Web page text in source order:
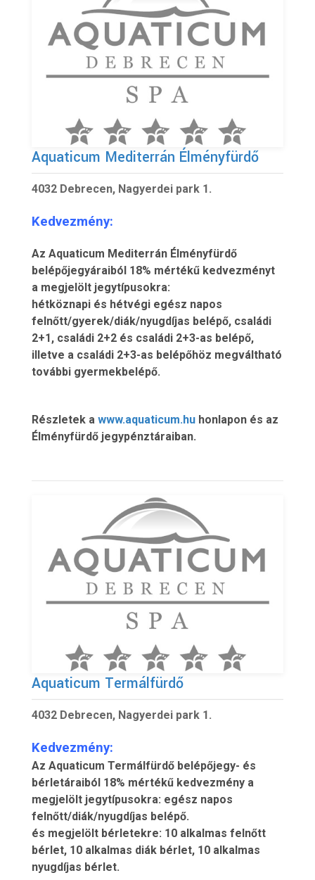
Aquaticum Mediterrán Élményfürdő
4032 Debrecen, Nagyerdei park 1.
Kedvezmény:
Az Aquaticum Mediterrán Élményfürdő
belépőjegyáraiból 18% mértékű kedvezményt
a megjelölt jegytípusokra:
hétköznapi és hétvégi egész napos
felnőtt/gyerek/diák/nyugdíjas belépő, családi
2+1, családi 2+2 és családi 2+3-as belépő,
illetve a családi 2+3-as belépőhöz megváltható
további gyermekbelépő.
Részletek a www.aquaticum.hu honlapon és az
Élményfürdő jegypénztáraiban.
Aquaticum Termálfürdő
4032 Debrecen, Nagyerdei park 1.
Kedvezmény:
Az Aquaticum Termálfürdő belépőjegy- és
bérletáraiból 18% mértékű kedvezmény a
megjelölt jegytípusokra: egész napos
felnőtt/diák/nyugdíjas belépő.
és megjelölt bérletekre: 10 alkalmas felnőtt
bérlet, 10 alkalmas diák bérlet, 10 alkalmas
nyugdíjas bérlet.